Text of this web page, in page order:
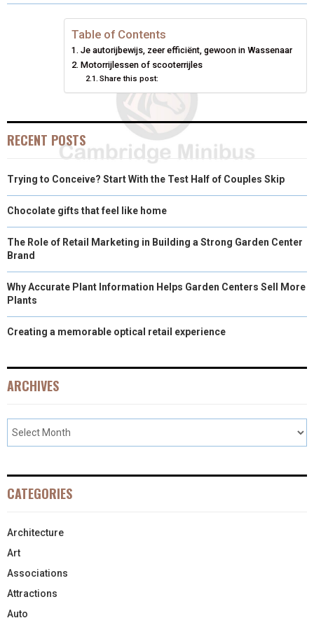
O
T O
N
O
O
K
O
R
S
O
D
N
O
Table of Contents
Je autorijbewijs, zeer efficiënt, gewoon in Wassenaar
Motorrijlessen of scooterrijles
Share this post:
RECENT POSTS
Trying to Conceive? Start With the Test Half of Couples Skip
Chocolate gifts that feel like home
The Role of Retail Marketing in Building a Strong Garden Center
Brand
Why Accurate Plant Information Helps Garden Centers Sell More
Plants
Creating a memorable optical retail experience
ARCHIVES
CATEGORIES
Architecture
Art
Associations
Attractions
Auto